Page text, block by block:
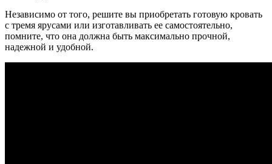
Независимо от того, решите вы приобретать готовую кровать
с тремя ярусами или изготавливать ее самостоятельно,
помните, что она должна быть максимально прочной,
надежной и удобной.